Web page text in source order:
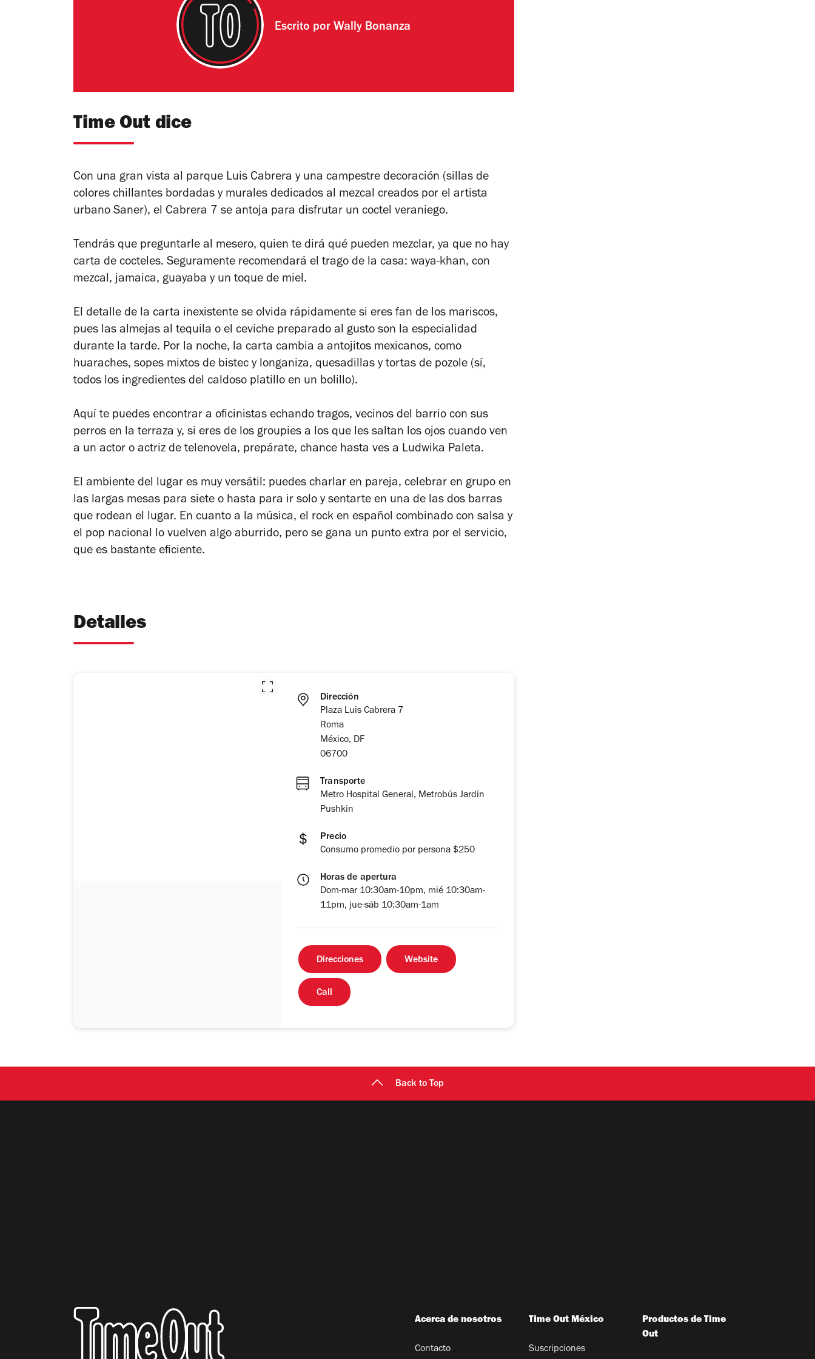
Escrito por Wally Bonanza
Time Out dice
Con una gran vista al parque Luis Cabrera y una campestre decoración (sillas de
colores chillantes bordadas y murales dedicados al mezcal creados por el artista
urbano Saner), el Cabrera 7 se antoja para disfrutar un coctel veraniego.
Tendrás que preguntarle al mesero, quien te dirá qué pueden mezclar, ya que no hay
carta de cocteles. Seguramente recomendará el trago de la casa: waya-khan, con
mezcal, jamaica, guayaba y un toque de miel.
El detalle de la carta inexistente se olvida rápidamente si eres fan de los mariscos,
pues las almejas al tequila o el ceviche preparado al gusto son la especialidad
durante la tarde. Por la noche, la carta cambia a antojitos mexicanos, como
huaraches, sopes mixtos de bistec y longaniza, quesadillas y tortas de pozole (sí,
todos los ingredientes del caldoso platillo en un bolillo).
Aquí te puedes encontrar a oficinistas echando tragos, vecinos del barrio con sus
perros en la terraza y, si eres de los groupies a los que les saltan los ojos cuando ven
a un actor o actriz de telenovela, prepárate, chance hasta ves a Ludwika Paleta.
El ambiente del lugar es muy versátil: puedes charlar en pareja, celebrar en grupo en
las largas mesas para siete o hasta para ir solo y sentarte en una de las dos barras
que rodean el lugar. En cuanto a la música, el rock en español combinado con salsa y
el pop nacional lo vuelven algo aburrido, pero se gana un punto extra por el servicio,
que es bastante eficiente.
Detalles
Dirección
Plaza Luis Cabrera 7
Roma
México, DF
06700
Transporte
Metro Hospital General, Metrobús Jardín
Pushkin
Precio
Consumo promedio por persona $250
Horas de apertura
Dom-mar 10:30am-10pm, mié 10:30am-
11pm, jue-sáb 10:30am-1am
Direcciones Website
Call
Back to Top
Acerca de nosotros
Contacto
Time Out México
Suscripciones
Productos de Time
Out